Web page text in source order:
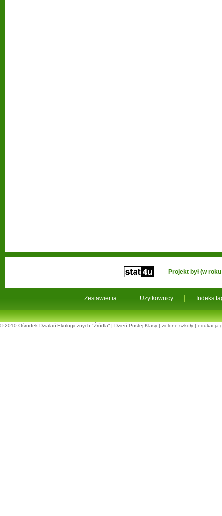
Zestawienia Użytkownicy Indeks
Projekt był (w
© 2010 Ośrodek Działań Ekologicznych "Źródła" | Dzień Pustej Klasy | zielone szkoły | edukacja